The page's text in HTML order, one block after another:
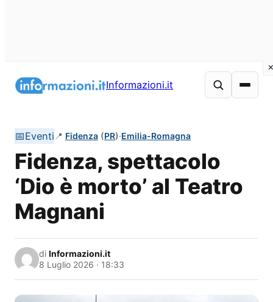
Informazioni.it
📅Eventi 📍 Fidenza (PR)·Emilia-Romagna
Fidenza, spettacolo
‘Dio è morto’ al Teatro
Magnani
di Informazioni.it
8 Luglio 2026 · 18:33